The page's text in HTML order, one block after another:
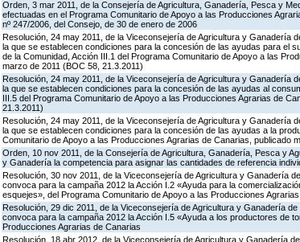
Orden, 3 mar 2011, de la Consejería de Agricultura, Ganadería, Pesca y
efectuadas en el Programa Comunitario de Apoyo a las Producciones
nº 247/2006, del Consejo, de 30 de enero de 2006
Resolución, 24 may 2011, de la Viceconsejería de Agricultura y Ganadería
la que se establecen condiciones para la concesión de las ayudas para el
de la Comunidad, Acción III.1 del Programa Comunitario de Apoyo a las
marzo de 2011 (BOC 58, 21.3.2011)
Resolución, 24 may 2011, de la Viceconsejería de Agricultura y Ganadería
la que se establecen condiciones para la concesión de las ayudas al
III.5 del Programa Comunitario de Apoyo a las Producciones Agrarias de
21.3.2011)
Resolución, 24 may 2011, de la Viceconsejería de Agricultura y Ganadería
la que se establecen condiciones para la concesión de las ayudas a la
Comunitario de Apoyo a las Producciones Agrarias de Canarias, publicado
Orden, 10 nov 2011, de la Consejería de Agricultura, Ganadería, Pesca y
y Ganadería la competencia para asignar las cantidades de referencia
Resolución, 30 nov 2011, de la Viceconsejería de Agricultura y Ganadería
convoca para la campaña 2012 la Acción I.2 «Ayuda para la
esquejes», del Programa Comunitario de Apoyo a las Producciones
Resolución, 29 dic 2011, de la Viceconsejería de Agricultura y Ganadería
convoca para la campaña 2012 la Acción I.5 «Ayuda a los productores de
Producciones Agrarias de Canarias
Resolución, 18 abr 2012, de la Viceconsejería de Agricultura y Ganadería